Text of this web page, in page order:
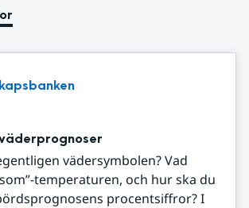
vädersymbolen? Vad
temperaturen, och hur ska du
procentsiffror? I